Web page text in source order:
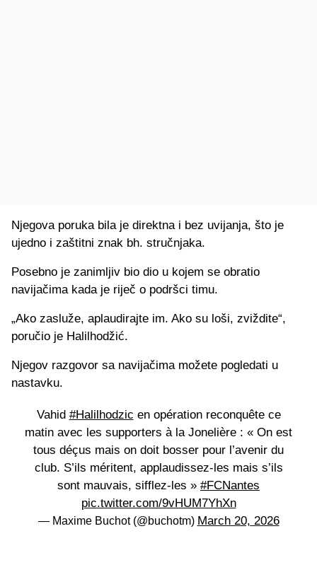
Njegova poruka bila je direktna i bez uvijanja, što je
ujedno i zaštitni znak bh. stručnjaka.
Posebno je zanimljiv bio dio u kojem se obratio
navijačima kada je riječ o podršci timu.
„Ako zasluže, aplaudirajte im. Ako su loši, zviždite“,
poručio je Halilhodžić.
Njegov razgovor sa navijačima možete pogledati u
nastavku.
Vahid #Halilhodzic en opération reconquête ce
matin avec les supporters à la Jonelière : « On est
tous déçus mais on doit bosser pour l’avenir du
club. S’ils méritent, applaudissez-les mais s’ils
sont mauvais, sifflez-les » #FCNantes
pic.twitter.com/9vHUM7YhXn
— Maxime Buchot (@buchotm) March 20, 2026